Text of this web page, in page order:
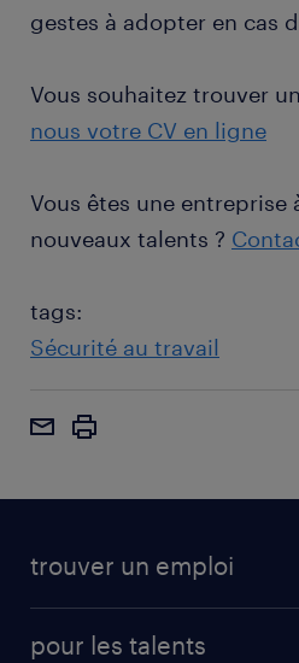
gestes à adopter en cas
Vous souhaitez trouver
nous votre CV en ligne
Vous êtes une entreprise
nouveaux talents ?
tags:
Sécurité au travail
trouver un emploi
pour les talents